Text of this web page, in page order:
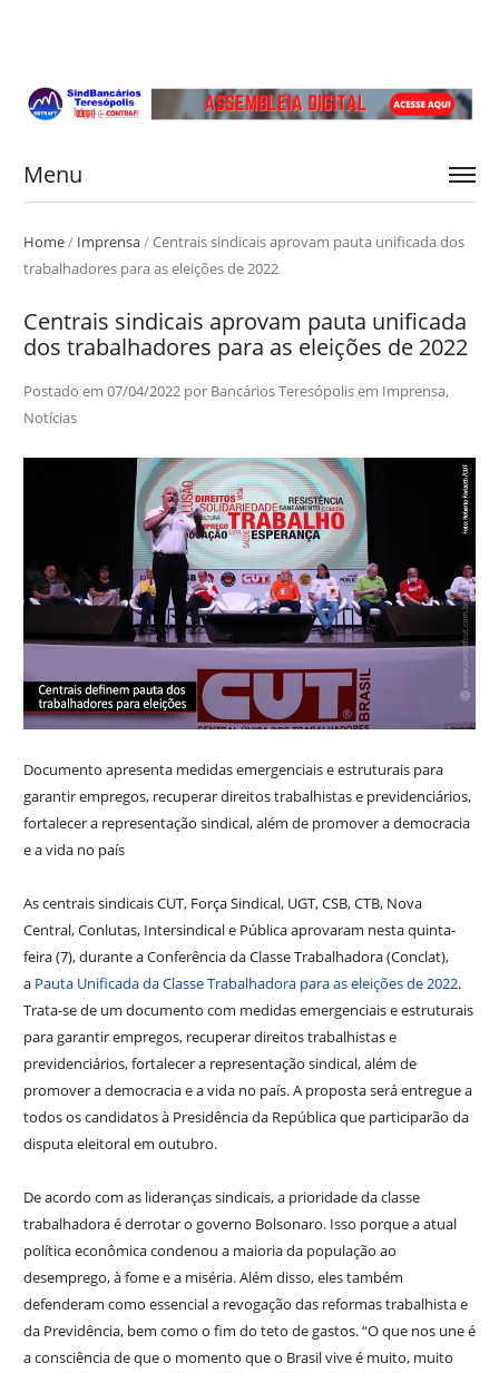
Menu
Home/ Imprensa/Centrais sindicais aprovam pauta unificada dos
trabalhadores para as eleições de 2022
Centrais sindicais aprovam pauta unificada
dos trabalhadores para as eleições de 2022
Postado em 07/04/2022por Bancários Teresópolisem Imprensa,
Notícias
Documento apresenta medidas emergenciais e estruturais para
garantir empregos, recuperar direitos trabalhistas e previdenciários,
fortalecer a representação sindical, além de promover a democracia
e a vida no país
As centrais sindicais CUT, Força Sindical, UGT, CSB, CTB, Nova
Central, Conlutas, Intersindical e Pública aprovaram nesta quinta-
feira (7), durante a Conferência da Classe Trabalhadora (Conclat),
a Pauta Unificada da Classe Trabalhadora para as eleições de 2022.
Trata-se de um documento com medidas emergenciais e estruturais
para garantir empregos, recuperar direitos trabalhistas e
previdenciários, fortalecer a representação sindical, além de
promover a democracia e a vida no país. A proposta será entregue a
todos os candidatos à Presidência da República que participarão da
disputa eleitoral em outubro.
De acordo com as lideranças sindicais, a prioridade da classe
trabalhadora é derrotar o governo Bolsonaro. Isso porque a atual
política econômica condenou a maioria da população ao
desemprego, à fome e a miséria. Além disso, eles também
defenderam como essencial a revogação das reformas trabalhista e
da Previdência, bem como o fim do teto de gastos. “O que nos une é
a consciência de que o momento que o Brasil vive é muito, muito